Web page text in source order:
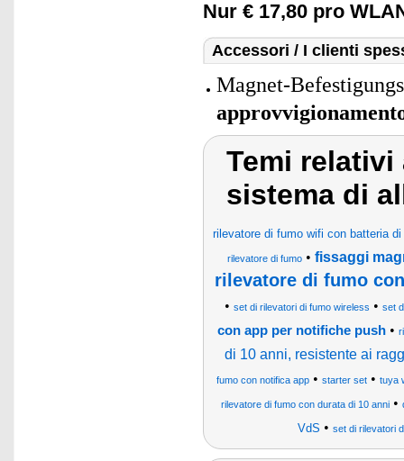
Nur € 17,80 pro
Accessori / I clienti
Magnet-
Temi
sistema di
rilevatore di fumo wifi con batteria di
rilevatore di fumo• fissaggi
rilevatore di fumo
• set di rilevatori di fumo wireless • set
con app per notifiche push •
di 10 anni, resistente ai
fumo con notifica app• starter set• tuya
rilevatore di fumo con durata di 10 anni•
VdS • set di rilevatori